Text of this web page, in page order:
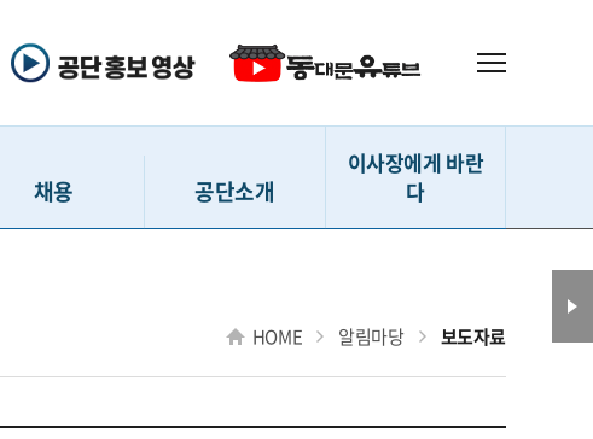
채용 공단소개
이사장에게 바란
다
HOME 알림마당 보도자료